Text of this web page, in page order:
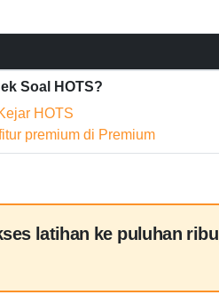
Soal HOTS?
HOTS
premium di Premium
latihan ke puluhan ribu